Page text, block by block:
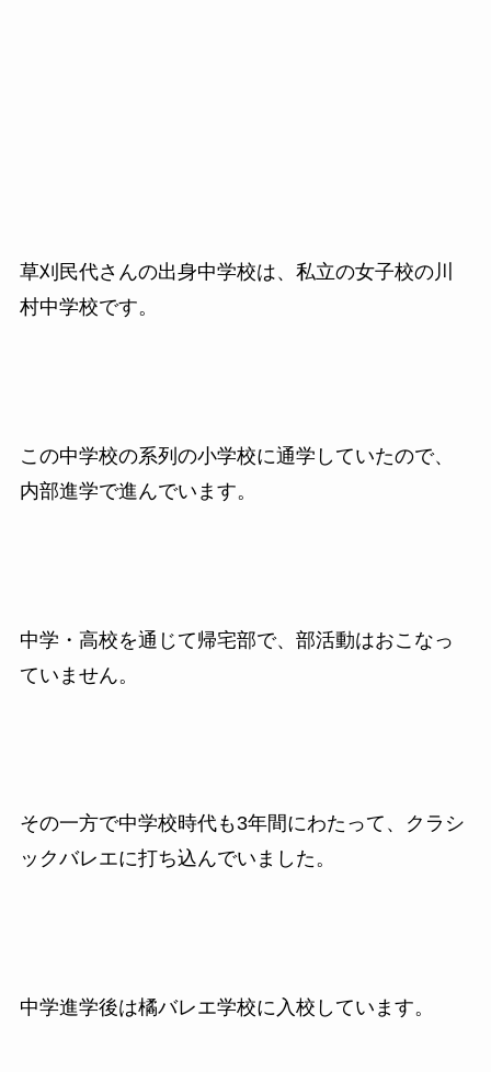
草刈民代さんの出身中学校は、私立の女子校の川
村中学校です。
この中学校の系列の小学校に通学していたので、
内部進学で進んでいます。
中学・高校を通じて帰宅部で、部活動はおこなっ
ていません。
その一方で中学校時代も3年間にわたって、クラシ
ックバレエに打ち込んでいました。
中学進学後は橘バレエ学校に入校しています。